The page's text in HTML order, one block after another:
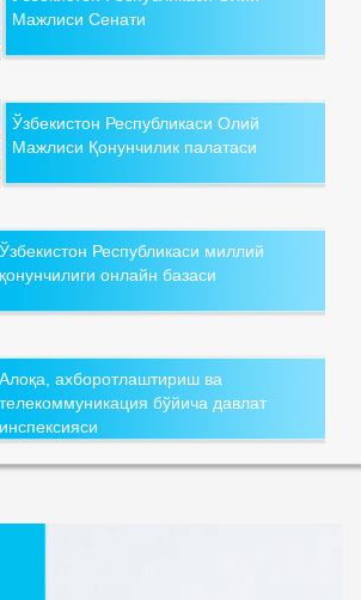
Мажлиси Сенати
Ўзбекистон Республикаси Олий
Мажлиси Қонунчилик палатаси
Ўзбекистон Республикаси миллий
қонунчилиги онлайн базаси
Алоқа, ахборотлаштириш ва
телекоммуникация бўйича давлат
инспексияси